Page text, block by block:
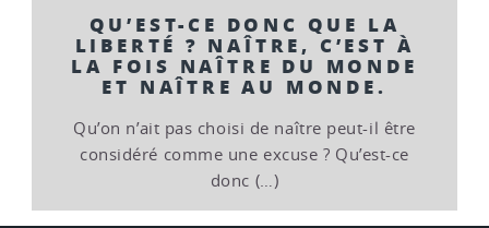
QU’EST-CE DONC QUE LA
LIBERTÉ ? NAÎTRE, C’EST À
LA FOIS NAÎTRE DU MONDE
ET NAÎTRE AU MONDE.
Qu’on n’ait pas choisi de naître peut-il être
considéré comme une excuse ? Qu’est-ce
donc (…)